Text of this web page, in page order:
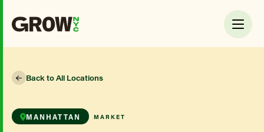
Back to All Locations
MANHATTAN MARKET